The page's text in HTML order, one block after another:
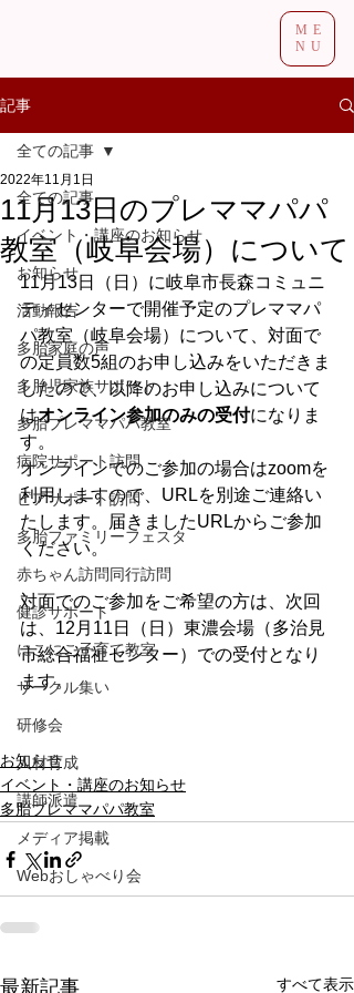
ME
NU
記事
全ての記事
イベント・講座のお知らせ
お知らせ
活動報告
多胎家庭の声
多胎児家族サポート
多胎プレママパパ教室
病院サポート訪問
ピアサポート訪問
多胎ファミリーフェスタ
赤ちゃん訪問同行訪問
健診サポート
にこにこ子育て教室
サークル集い
研修会
人材育成
講師派遣
メディア掲載
Webおしゃべり会
全ての記事
11月13日のプレママパパ
教室（岐阜会場）について
2022年11月1日
11月13日（日）に岐阜市長森コミュニ
ティセンターで開催予定のプレママパ
パ教室（岐阜会場）について、対面で
の定員数5組のお申し込みをいただきま
したので、以降のお申し込みについて
はオンライン参加のみの受付になりま
す。
オンラインでのご参加の場合はzoomを
利用しますので、URLを別途ご連絡い
たします。届きましたURLからご参加
ください。
対面でのご参加をご希望の方は、次回
は、12月11日（日）東濃会場（多治見
市総合福祉センター）での受付となり
ます。
お知らせ
イベント・講座のお知らせ
多胎プレママパパ教室
最新記事 すべて表示